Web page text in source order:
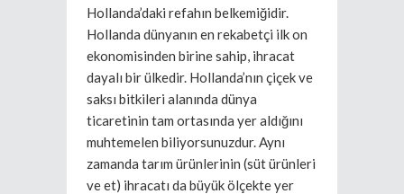
Hollanda’daki refahın belkemiğidir.
Hollanda dünyanın en rekabetçi ilk on
ekonomisinden birine sahip, ihracat
dayalı bir ülkedir. Hollanda’nın çiçek ve
saksı bitkileri alanında dünya
ticaretinin tam ortasında yer aldığını
muhtemelen biliyorsunuzdur. Aynı
zamanda tarım ürünlerinin (süt ürünleri
ve et) ihracatı da büyük ölçekte yer